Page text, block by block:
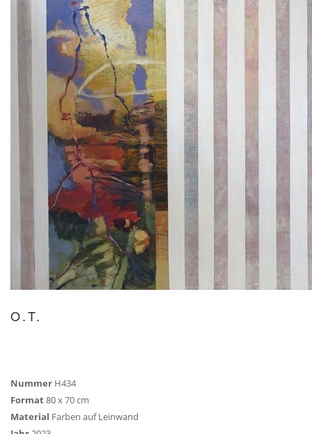
O.T.
Nummer H434
Format80 x 70 cm
Material Farben auf Leinwand